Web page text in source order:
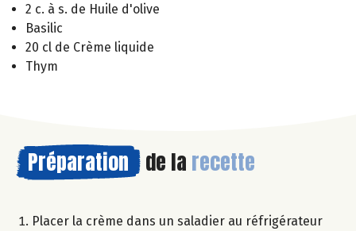
2 c. à s. de Huile d'olive
Basilic
20 cl de Crème liquide
Thym
Préparation de la recette
Placer la crème dans un saladier au réfrigérateur